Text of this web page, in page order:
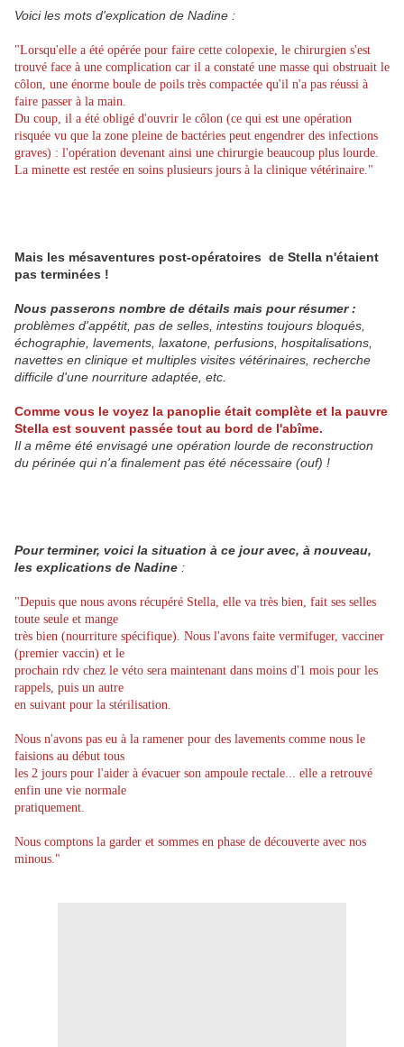
Voici les mots d'explication de Nadine :
"Lorsqu'elle a été opérée pour faire cette colopexie, le chirurgien s'est
trouvé face à une complication car il a constaté une masse qui obstruait le
côlon, une énorme boule de poils très compactée qu'il n'a pas réussi à
faire passer à la main.
Du coup, il a été obligé d'ouvrir le côlon (ce qui est une opération
risquée vu que la zone pleine de bactéries peut engendrer des infections
graves) : l'opération devenant ainsi une chirurgie beaucoup plus lourde.
La minette est restée en soins plusieurs jours à la clinique vétérinaire."
Mais les mésaventures post-opératoires de Stella n'étaient
pas terminées !
Nous passerons nombre de détails mais pour résumer :
problèmes d'appétit, pas de selles, intestins toujours bloqués,
échographie, lavements, laxatone, perfusions, hospitalisations,
navettes en clinique et multiples visites vétérinaires, recherche
difficile d'une nourriture adaptée, etc.
Comme vous le voyez la panoplie était complète et la pauvre
Stella est souvent passée tout au bord de l'abîme.
Il a même été envisagé une opération lourde de reconstruction
du périnée qui n'a finalement pas été nécessaire (ouf) !
Pour terminer, voici la situation à ce jour avec, à nouveau,
les explications de Nadine :
"Depuis que nous avons récupéré Stella, elle va très bien, fait ses selles
toute seule et mange
très bien (nourriture spécifique). Nous l'avons faite vermifuger, vacciner
(premier vaccin) et le
prochain rdv chez le véto sera maintenant dans moins d'1 mois pour les
rappels, puis un autre
en suivant pour la stérilisation.
Nous n'avons pas eu à la ramener pour des lavements comme nous le
faisions au début tous
les 2 jours pour l'aider à évacuer son ampoule rectale... elle a retrouvé
enfin une vie normale
pratiquement.
Nous comptons la garder et sommes en phase de découverte avec nos
minous."